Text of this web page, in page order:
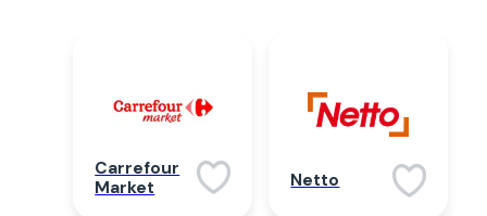
Carrefour
Market
Netto